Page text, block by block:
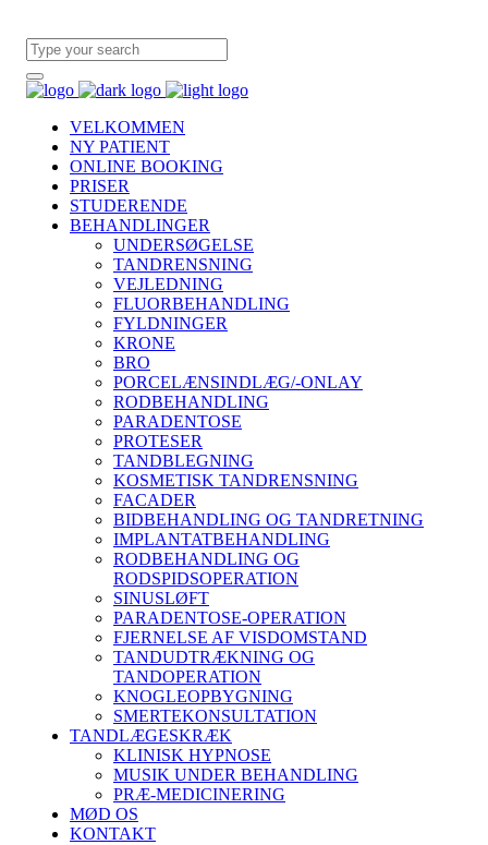
VELKOMMEN
NY PATIENT
ONLINE BOOKING
PRISER
STUDERENDE
BEHANDLINGER
UNDERSØGELSE
TANDRENSNING
VEJLEDNING
FLUORBEHANDLING
FYLDNINGER
KRONE
BRO
PORCELÆNSINDLÆG/-ONLAY
RODBEHANDLING
PARADENTOSE
PROTESER
TANDBLEGNING
KOSMETISK TANDRENSNING
FACADER
BIDBEHANDLING OG TANDRETNING
IMPLANTATBEHANDLING
RODBEHANDLING OG
RODSPIDSOPERATION
SINUSLØFT
PARADENTOSE-OPERATION
FJERNELSE AF VISDOMSTAND
TANDUDTRÆKNING OG
TANDOPERATION
KNOGLEOPBYGNING
SMERTEKONSULTATION
TANDLÆGESKRÆK
KLINISK HYPNOSE
MUSIK UNDER BEHANDLING
PRÆ-MEDICINERING
MØD OS
KONTAKT